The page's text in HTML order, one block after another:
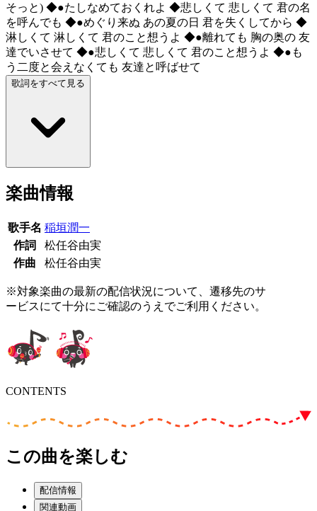
そっと) ◆●たしなめておくれよ ◆悲しくて 悲しくて 君の名
を呼んでも ◆●めぐり来ぬ あの夏の日 君を失くしてから ◆
淋しくて 淋しくて 君のこと想うよ ◆●離れても 胸の奥の 友
達でいさせて ◆●悲しくて 悲しくて 君のこと想うよ ◆●も
う二度と会えなくても 友達と呼ばせて
歌詞をすべて見る
楽曲情報
歌手名 稲垣潤一
作詞
松任谷由実
作曲
松任谷由実
※対象楽曲の最新の配信状況について、遷移先のサ
ービスにて十分にご確認のうえでご利用ください。
CONTENTS
この曲を楽しむ
配信情報
関連動画